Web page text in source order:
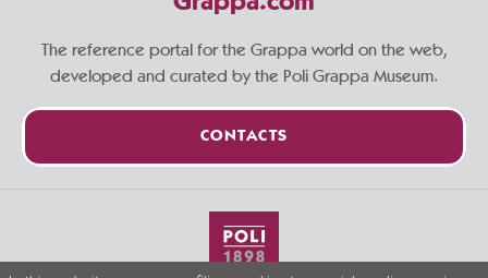
The reference portal for the Grappa world on the web,
developed and curated by the Poli Grappa Museum.
CONTACTS